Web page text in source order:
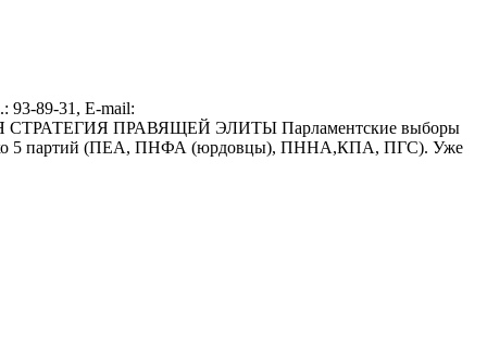
89-31, E-mail:
СТРАТЕГИЯ ПРАВЯЩЕЙ ЭЛИТЫ Парламентские выборы
5 партий (ПЕА, ПНФА (юрдовцы), ПННА,КПА, ПГС). Уже